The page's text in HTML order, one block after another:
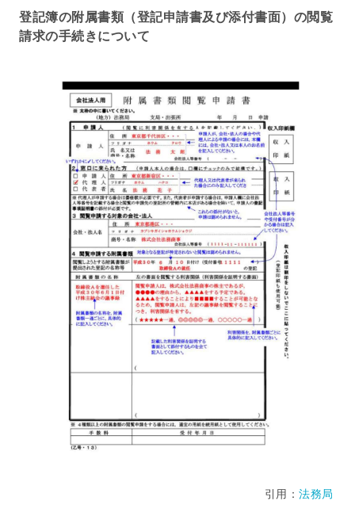
登記簿の附属書類（登記申請書及び添付書面）の閲覧
請求の手続きについて
引用： 法務局